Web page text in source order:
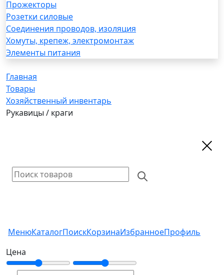
Прожекторы
Розетки силовые
Соединения проводов, изоляция
Хомуты, крепеж, электромонтаж
Элементы питания
Главная
Товары
Хозяйственный инвентарь
Рукавицы / краги
МенюКаталогПоискКорзинаИзбранноеПрофиль
Цена